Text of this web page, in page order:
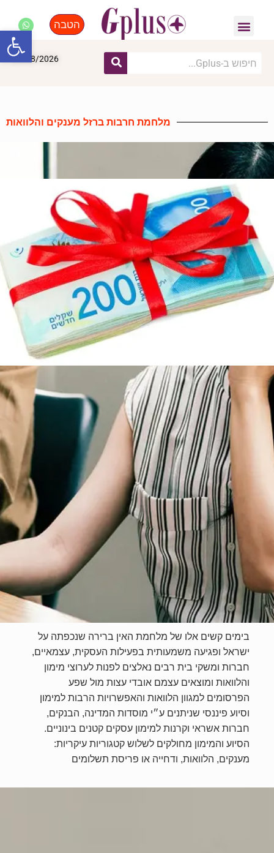
הטבה
09/08/2026
מלחמת חרבות ברזל מענקים והלוואות
בימים קשים אלו של מלחמת האין ברירה שנכפתה על
ישראל ופגיעה משמעותית בפעילות העסקית, עצמאיים,
חברות ומשקי בית רבים נאלצים לפנות לערוצי מימון
והלוואות ומוצאים עצמם אובדי עצות מול שפע
הפרסומים למגוון הלוואות והאפשרויות הרבות למימון
וסיוע פיננסי שניתנים ע״י מוסדות המדינה, הבנקים,
חברות אשראי וקרנות למימון עסקים קטנים בינוניים.
הסיוע והמימון מחולקים לשלוש קטגוריות עיקריות:
מענקים, הלוואות, ודחייה או פריסת תשלומים
פתח